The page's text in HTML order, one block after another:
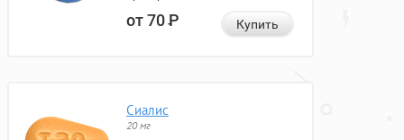
от 70Р Купить
Сиалис
20 мг